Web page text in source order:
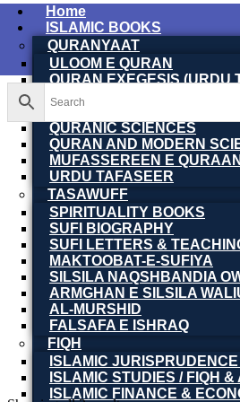
Home
ISLAMIC BOOKS
QURANYAAT
ULOOM E QURAN
QURAN EXEGESIS (URDU
QURAN EXEGESIS
QURANIC SCIENCES
QURAN AND MODERN
MUFASSEREEN E QURAAN
URDU TAFASEER
TASAWUFF
SPIRITUALITY BOOKS
SUFI BIOGRAPHY
SUFI LETTERS &
MAKTOOBAT-E-SUFIYA
SILSILA NAQSHBANDIA
ARMGHAN E SILSILA
AL-MURSHID
FALSAFA E ISHRAQ
FIQH
ISLAMIC
ISLAMIC STUDIES / FIQH &
ISLAMIC FINANCE &